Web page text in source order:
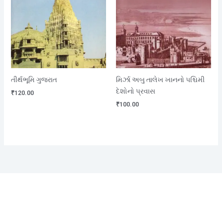
તીર્થભૂમિ ગુજરાત
₹120.00
મિર્ઝા અબુ તાલેખ ખાનનો પશ્ચિમી
દેશોનો પ્રવાસ
₹100.00